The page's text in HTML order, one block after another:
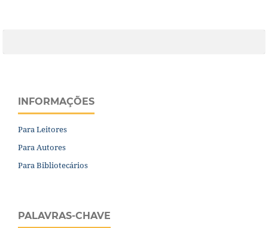
INFORMAÇÕES
Para Leitores
Para Autores
Para Bibliotecários
PALAVRAS-CHAVE